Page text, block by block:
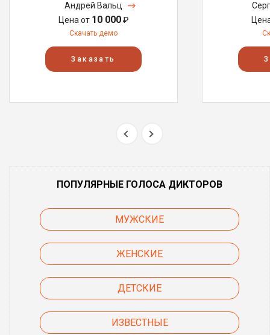
Андрей Вальц
Цена от 10 000₽
Скачать демо
Заказать
ПОПУЛЯРНЫЕ ГОЛОСА ДИКТОРОВ
МУЖСКИЕ
ЖЕНСКИЕ
ДЕТСКИЕ
ИЗВЕСТНЫЕ